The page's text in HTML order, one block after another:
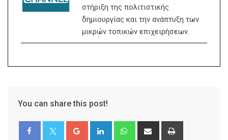
στήριξη της πολιτιστικής
δημιουργίας και την ανάπτυξη των
μικρών τοπικών επιχειρήσεων.
You can share this post!
Google+ LinkedIn WhatsappShare